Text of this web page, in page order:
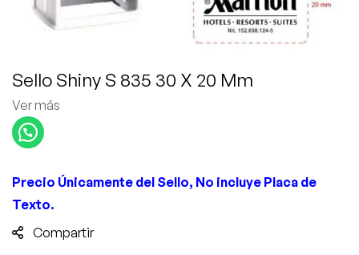
Sello Shiny S 835 30 X 20 Mm
Ver más
Precio Únicamente del Sello, No incluye Placa de
Texto.
Compartir